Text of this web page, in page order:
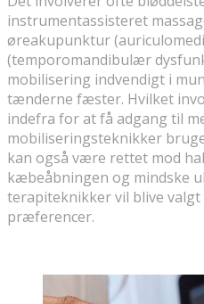
instrumentassisteret
øreakupunktur
(temporomandibulær
mobilisering indvendigt i
tænderne fæster. Hvilket
indefra for at få adgang til
mobiliseringsteknikker
kan også være rettet mod
kæbeåbningen og mindske
terapiteknikker vil blive
præferencer.